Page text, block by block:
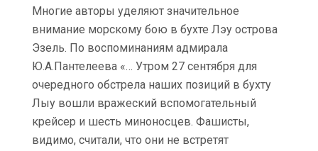
Многие авторы уделяют значительное
внимание морскому бою в бухте Лэу острова
Эзель. По воспоминаниям адмирала
Ю.А.Пантелеева «… Утром 27 сентября для
очередного обстрела наших позиций в бухту
Лыу вошли вражеский вспомогательный
крейсер и шесть миноносцев. Фашисты,
видимо, считали, что они не встретят